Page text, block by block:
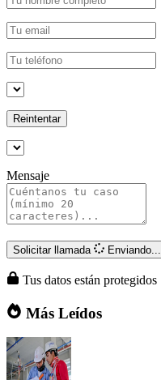
Reintentar
Mensaje
Solicitar llamada Enviando...
Tus datos están protegidos
Más Leídos